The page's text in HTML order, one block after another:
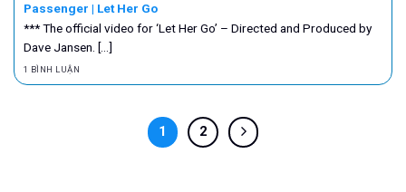
Passenger | Let Her Go
*** The official video for ‘Let Her Go’ – Directed and Produced by
Dave Jansen. [...]
1 BÌNH LUẬN
1 2